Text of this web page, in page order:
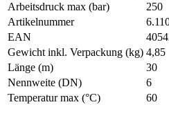
Arbeitsdruck max (bar)
250
Artikelnummer
EAN
Gewicht inkl. Verpackung (kg) 4,85
Länge (m)
30
Nennweite (DN)
6
Temperatur max (°C)
60